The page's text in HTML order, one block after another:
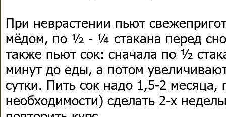
При неврастении пьют
мёдом, по ½ - ¼ стакана перед
также пьют сок: сначала по ½
минут до еды, а потом
сутки. Пить сок надо 1,5-2 месяца,
необходимости) сделать 2-х